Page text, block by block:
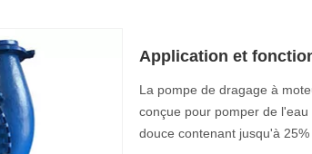
La pompe de dragage à
conçue pour pomper de
douce contenant jusqu'à